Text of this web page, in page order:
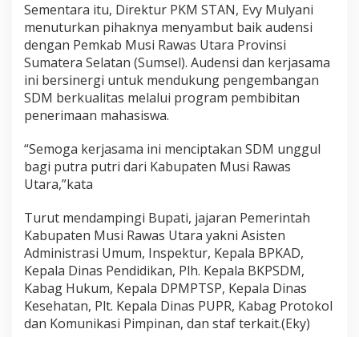
Sementara itu, Direktur PKM STAN, Evy Mulyani
menuturkan pihaknya menyambut baik audensi
dengan Pemkab Musi Rawas Utara Provinsi
Sumatera Selatan (Sumsel). Audensi dan kerjasama
ini bersinergi untuk mendukung pengembangan
SDM berkualitas melalui program pembibitan
penerimaan mahasiswa.
“Semoga kerjasama ini menciptakan SDM unggul
bagi putra putri dari Kabupaten Musi Rawas
Utara,”kata
Turut mendampingi Bupati, jajaran Pemerintah
Kabupaten Musi Rawas Utara yakni Asisten
Administrasi Umum, Inspektur, Kepala BPKAD,
Kepala Dinas Pendidikan, Plh. Kepala BKPSDM,
Kabag Hukum, Kepala DPMPTSP, Kepala Dinas
Kesehatan, Plt. Kepala Dinas PUPR, Kabag Protokol
dan Komunikasi Pimpinan, dan staf terkait.(Eky)